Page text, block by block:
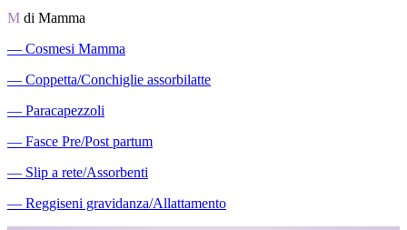
M di Mamma
― Cosmesi Mamma
― Coppetta/Conchiglie assorbilatte
― Paracapezzoli
― Fasce Pre/Post partum
― Slip a rete/Assorbenti
― Reggiseni gravidanza/Allattamento